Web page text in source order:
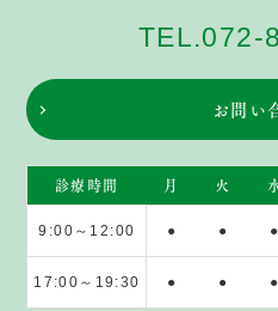
TEL.072-
お問い
診療時間 月 火
9:00～12:00 ● ● ●
17:00～19:30 ● ● ●